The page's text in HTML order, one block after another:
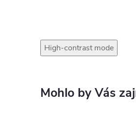
High-contrast mode